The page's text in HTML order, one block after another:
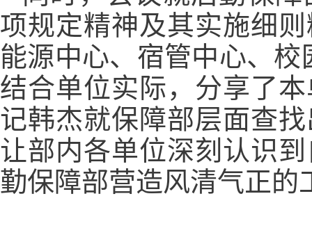
项规定精神及其实施细
能源中心、宿管中心、
结合单位实际，分享了
记韩杰就保障部层面查
让部内各单位深刻认识
勤保障部营造风清气正的